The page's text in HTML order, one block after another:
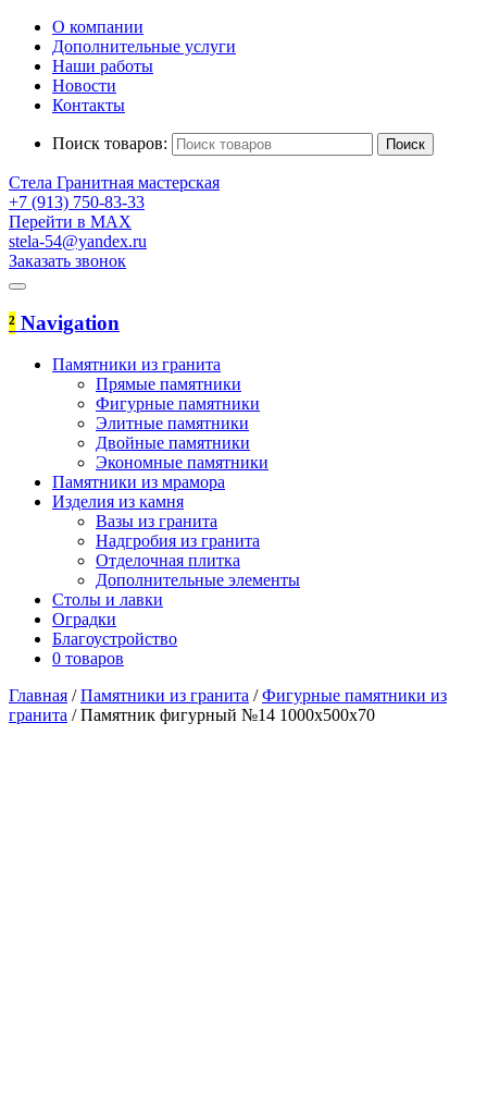
О компании
Дополнительные услуги
Наши работы
Новости
Контакты
Поиск товаров:
Стела Гранитная мастерская
+7 (913) 750-83-33
Перейти в MAX
stela-54@yandex.ru
Заказать звонок
² Navigation
Памятники из гранита
Прямые памятники
Фигурные памятники
Элитные памятники
Двойные памятники
Экономные памятники
Памятники из мрамора
Изделия из камня
Вазы из гранита
Надгробия из гранита
Отделочная плитка
Дополнительные элементы
Столы и лавки
Оградки
Благоустройство
0 товаров
Главная /Памятники из гранита /Фигурные памятники из
гранита / Памятник фигурный №14 1000х500х70